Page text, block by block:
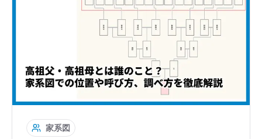
家系図